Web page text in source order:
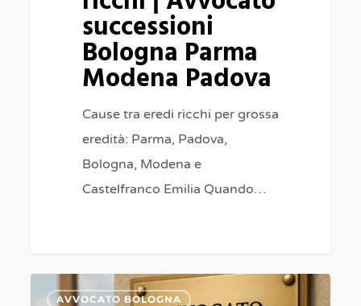
successioni
Bologna Parma
Modena Padova
Cause tra eredi ricchi per grossa
eredità: Parma, Padova,
Bologna, Modena e
Castelfranco Emilia Quando…
AVVOCATO BOLOGNA